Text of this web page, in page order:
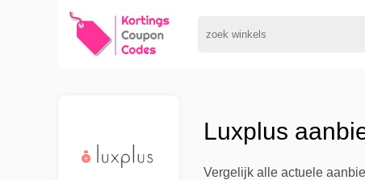
Luxplus
Vergelijk alle actuele